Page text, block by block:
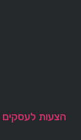
הצעות לעסקים